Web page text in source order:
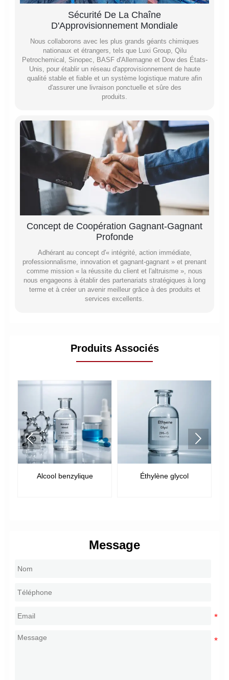
Sécurité De La Chaîne
D'Approvisionnement Mondiale
Nous collaborons avec les plus grands géants chimiques
nationaux et étrangers, tels que Luxi Group, Qilu
Petrochemical, Sinopec, BASF d'Allemagne et Dow des États-
Unis, pour établir un réseau d'approvisionnement de haute
qualité stable et fiable et un système logistique mature afin
d'assurer une livraison ponctuelle et sûre des
produits.
Concept de Coopération Gagnant-Gagnant
Profonde
Adhérant au concept d'« intégrité, action immédiate,
professionnalisme, innovation et gagnant-gagnant » et prenant
comme mission « la réussite du client et l'altruisme », nous
nous engageons à établir des partenariats stratégiques à long
terme et à créer un avenir meilleur grâce à des produits et
services excellents.
Produits Associés
Alcool benzylique Éthylène glycol
 
Message